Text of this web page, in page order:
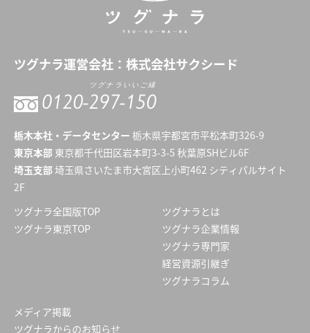
ツグナラ運営会社： 株式会社サクシード
0120-297-150
ツグナラいいご縁
栃木本社・データセンター 栃木県宇都宮市平松本町326-9
東京本部 東京都千代田区岩本町3-3-5 秋葉原SHビル6F
埼玉支部 埼玉県さいたま市大宮区上小町462 シティパルサイト
2F
ツグナラ全国版TOP
ツグナラ東京TOP
ツグナラとは
ツグナラ企業情報
ツグナラ専門家
経営資源引継ぎ
ツグナラコラム
メディア掲載
ツグナラからのお知らせ